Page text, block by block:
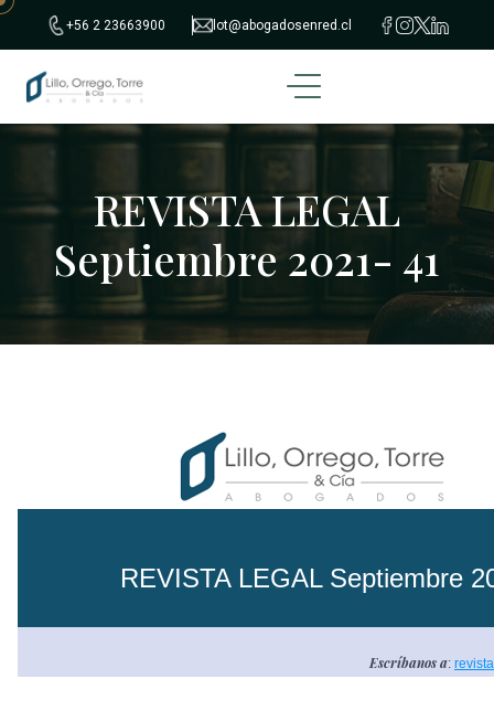
+56 2 23663900 lot@abogadosenred.cl
REVISTA LEGAL
Septiembre 2021- 41
REVISTA LEGAL Septiembre
Escríbanos a: